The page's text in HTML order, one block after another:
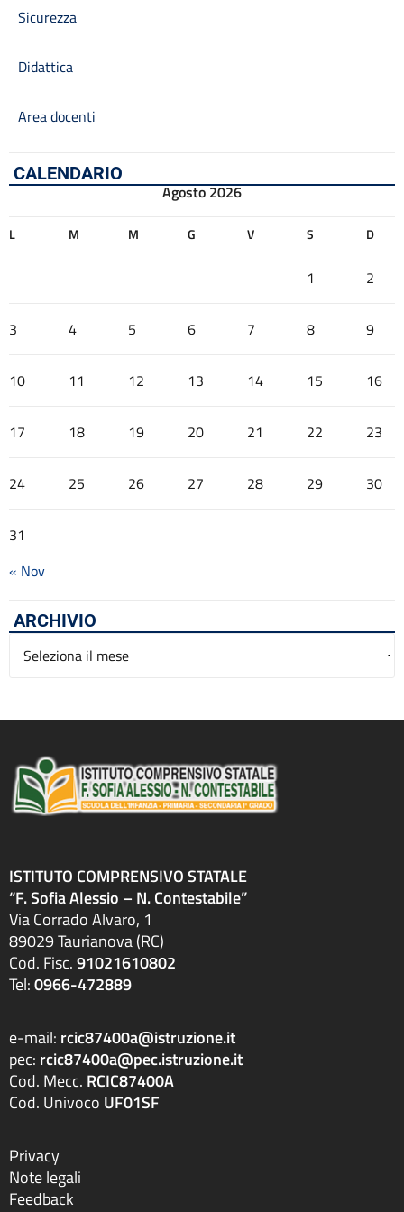
Sicurezza
Didattica
Area docenti
CALENDARIO
Agosto 2026
L M M G V S D
1 2
3 4 5 6 7 8 9
10 11 12 13 14 15 16
17 18 19 20 21 22 23
24 25 26 27 28 29 30
31
« Nov
ARCHIVIO
Archivio
ISTITUTO COMPRENSIVO STATALE
“F. Sofia Alessio – N. Contestabile”
Via Corrado Alvaro, 1
89029 Taurianova (RC)
Cod. Fisc.91021610802
Tel:0966-472889
e-mail: rcic87400a@istruzione.it
pec: rcic87400a@pec.istruzione.it
Cod. Mecc. RCIC87400A
Cod. Univoco UF01SF
Privacy
Note legali
Feedback